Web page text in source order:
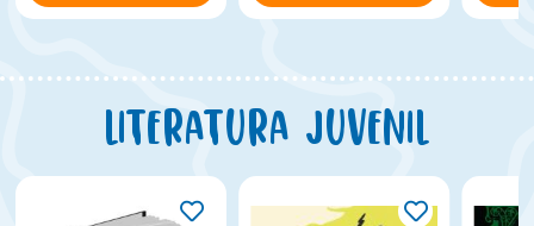
Literatura juvenil